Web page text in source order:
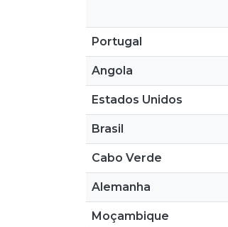
Portugal
Angola
Estados Unidos
Brasil
Cabo Verde
Alemanha
Moçambique